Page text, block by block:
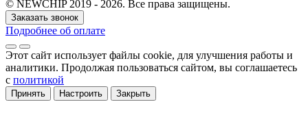
© NEWCHIP 2019 - 2026. Все права защищены.
Заказать звонок
Подробнее об оплате
Этот сайт использует файлы cookie, для улучшения работы и
аналитики. Продолжая пользоваться сайтом, вы соглашаетесь
с политикой
Принять Настроить Закрыть